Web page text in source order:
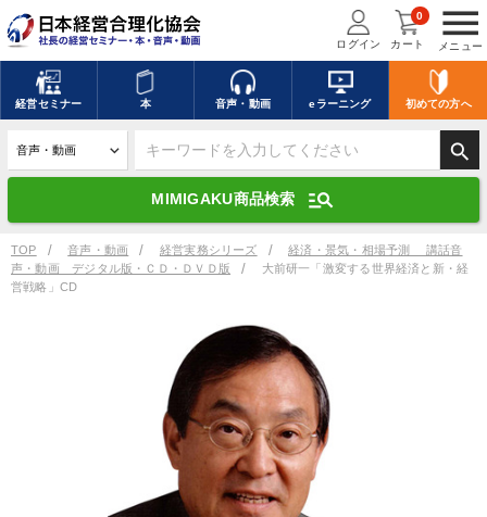
menu
メニュー
ログイン カート
0
経営セミナー 本 音声・動画 eラーニング 初めての方へ
search
MIMIGAKU商品検索 manage_search
キーワードを入力して探す
デジタル版対応のみ検索結果に表示する
search 上記の条件で検索
全国経営者セミナー講演収録物（全1315タイトル）からお探しいただけ
優秀各社の智恵と戦略 事業家のロマンと経営
TOP 音声・動画 経営実務シリーズ
経済・景気・相場予測 講話音
声・動画 デジタル版・ＣＤ・ＤＶＤ版
大前研一「激変する世界経済と新・経
営戦略」CD